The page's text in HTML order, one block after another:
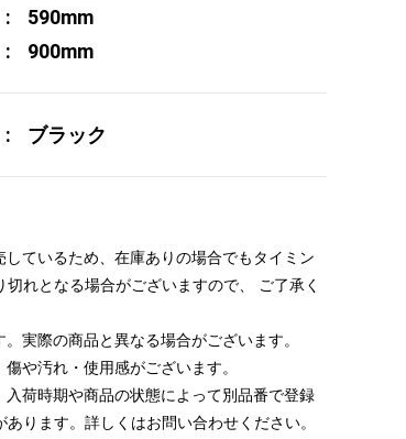
590mm
900mm
ブラック
ているため、在庫ありの場合でもタイミン
切れとなる場合がございますので、 ご了承く
実際の商品と異なる場合がございます。
や汚れ・使用感がございます。
荷時期や商品の状態によって別品番で登録
あります。詳しくはお問い合わせください。